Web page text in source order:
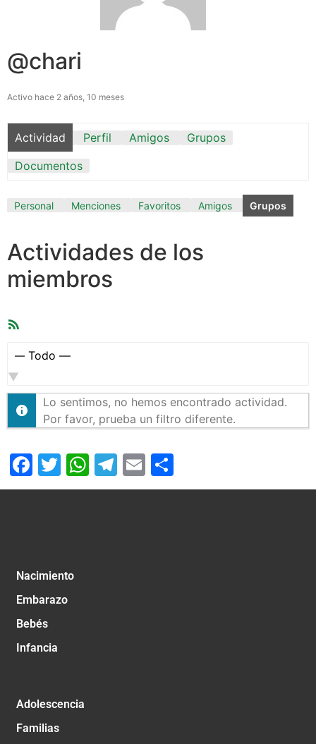
@chari
Activo hace 2 años, 10 meses
Actividad Perfil Amigos
Grupos
Documentos
Personal Menciones Favoritos Amigos Grupos
Actividades de los
miembros
Mostrar:
Lo sentimos, no hemos encontrado actividad.
Por favor, prueba un filtro diferente.
Facebook
Twitter
WhatsApp
Telegram
Email
Nacimiento
Embarazo
Bebés
Infancia
Adolescencia
Familias